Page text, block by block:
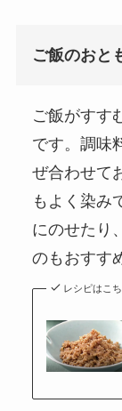
ご飯のおと
ご飯がすす
です。調味
ぜ合わせて
もよく染み
にのせたり
のもおすす
レシピはこ